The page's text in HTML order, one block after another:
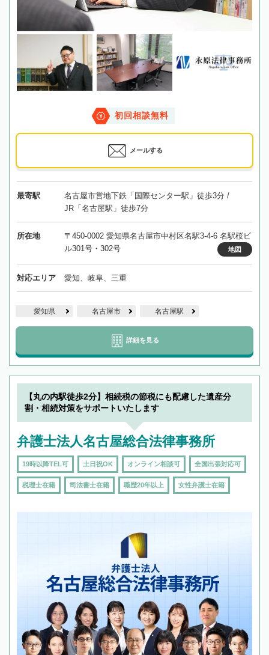
初回相談無料
メールする
最寄駅
名古屋市営地下鉄「国際センター駅」徒歩3分 /
JR「名古屋駅」徒歩7分
所在地
〒450-0002 愛知県名古屋市中村区名駅3-4-6 名駅桜ビ
ル301号・302号
地図
対応エリア 愛知、岐阜、三重
愛知県 名古屋市 名古屋駅
詳細を見る
【丸の内駅徒歩2分】相続税の節税にも配慮した遺産分
割・相続対策をサポートいたします
弁護士法人名古屋総合法律事務所
19時以降TEL可 土日祝OK オンライン相談可 全国出張対応可
税理士在籍 司法書士在籍 職歴20年以上 女性弁護士在籍